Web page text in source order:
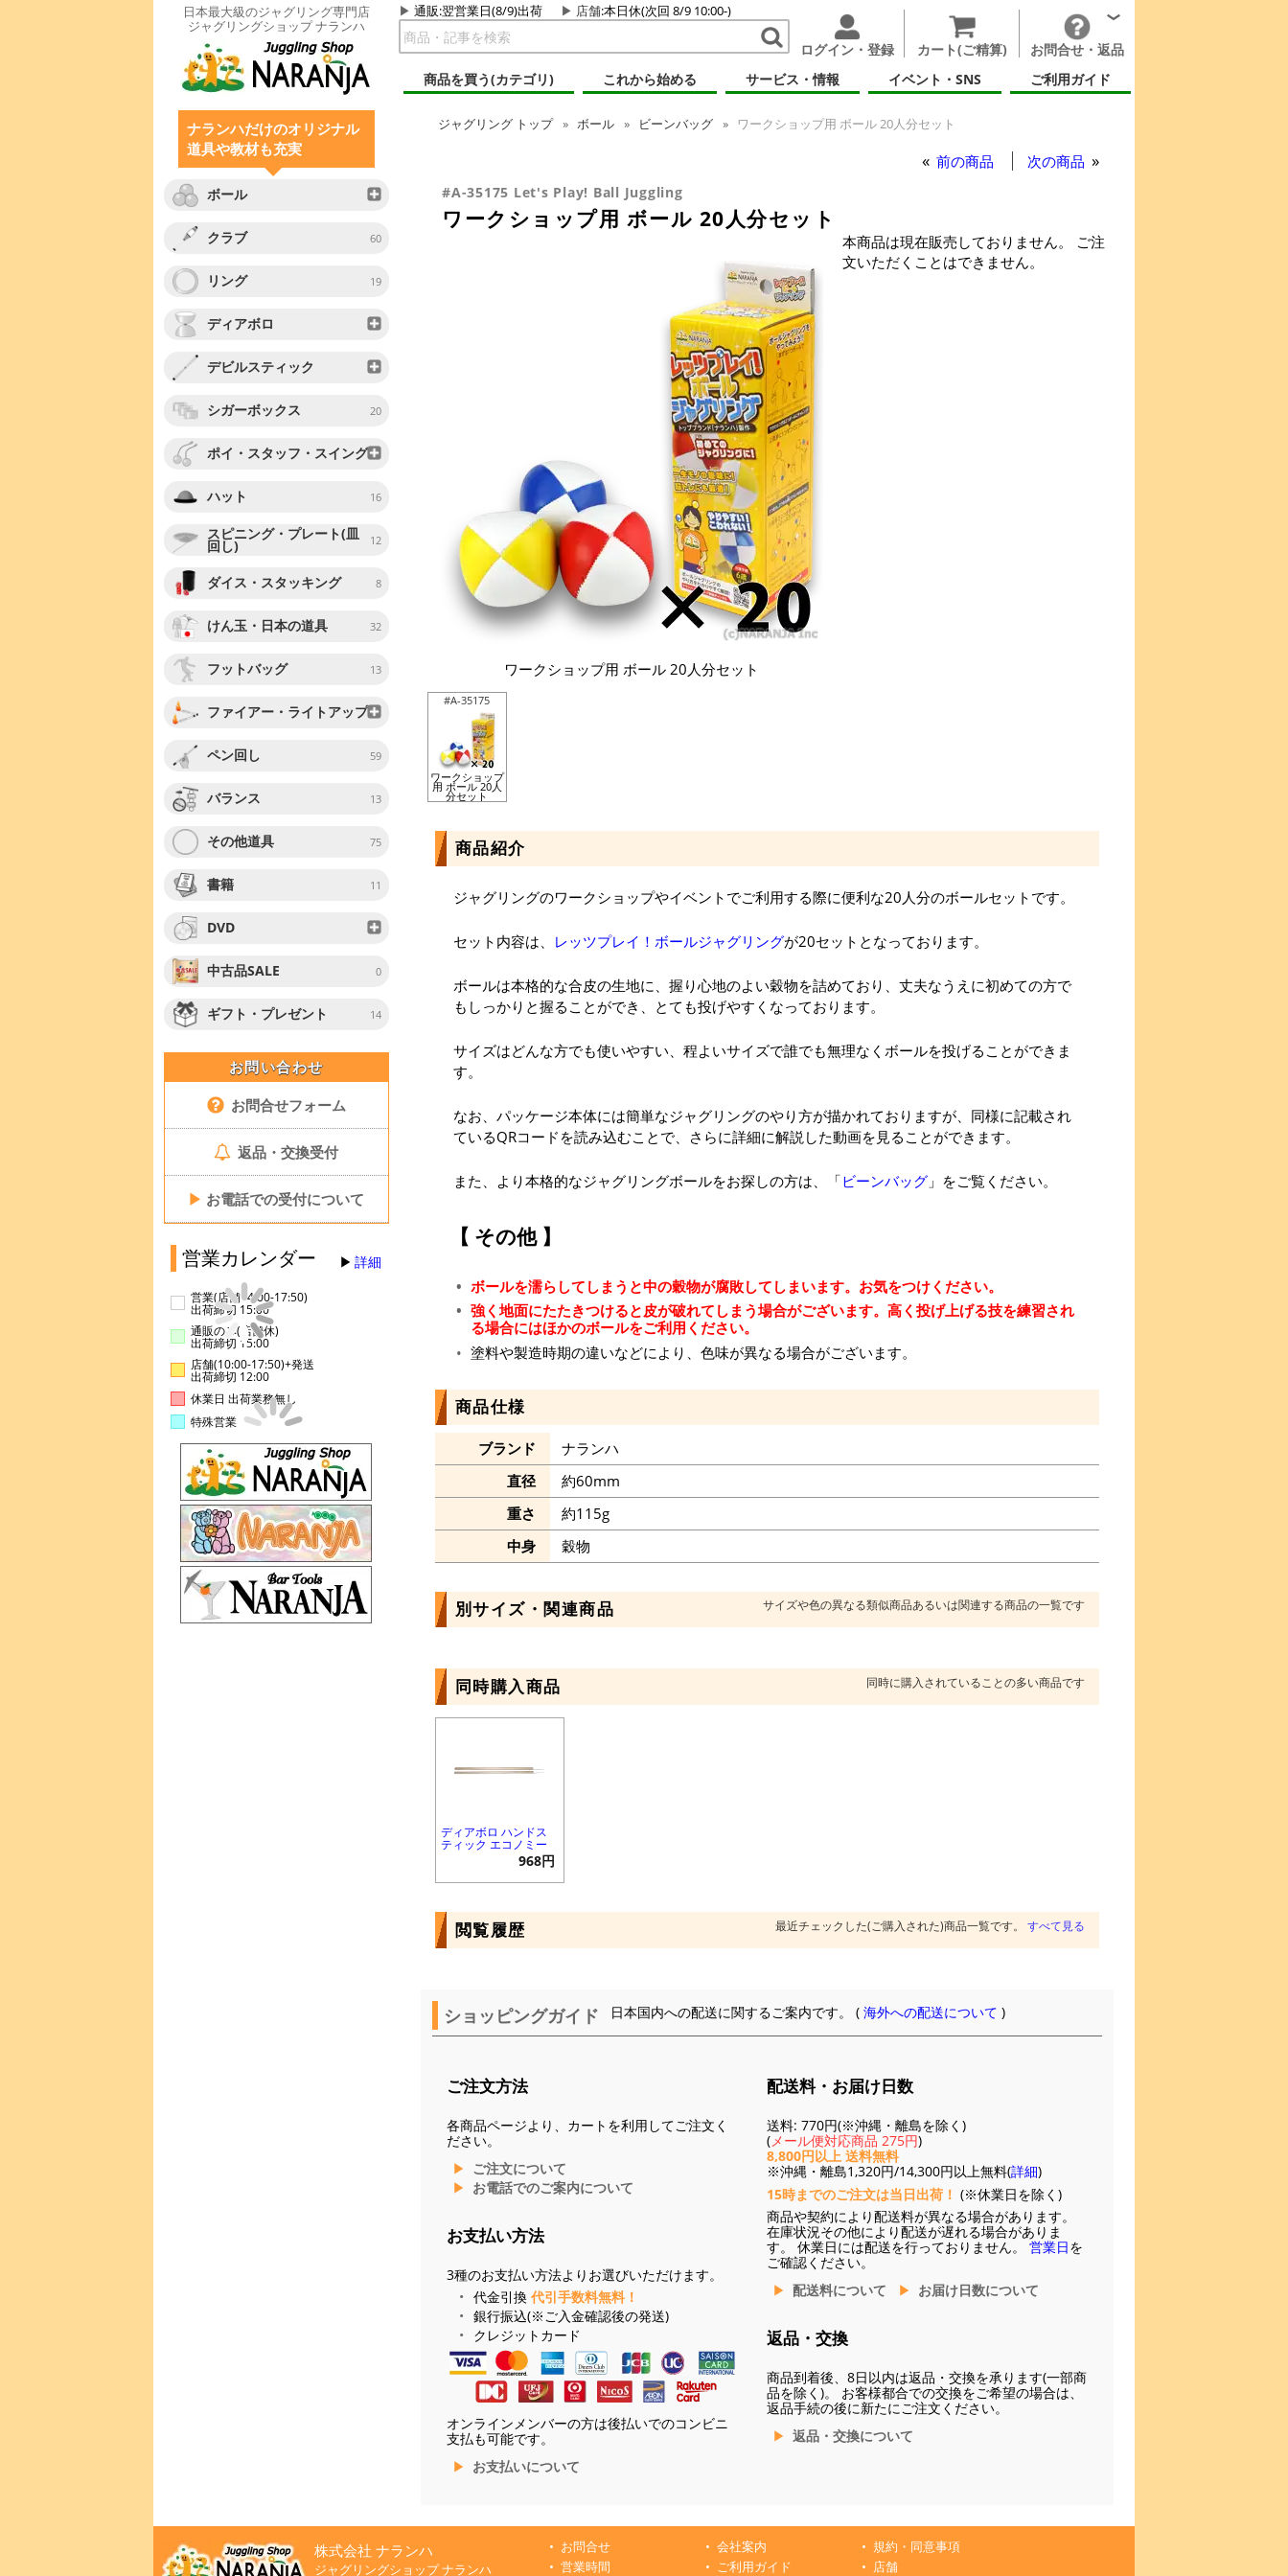
日本最大級のジャグリング専門店
ジャグリングショップ ナランハ
通販:翌営業日(8/9)出荷 店舗:本日休(次回 8/9 10:00-)
ログイン・登録 カート(ご精算)
お問合せ・返品
商品を買う(カテゴリ)
これから始める サービス・情報 イベント・SNS ご利用ガイド
ナランハだけのオリジナル
道具や教材も充実
ボール
クラブ 60
リング 19
ディアボロ
デビルスティック
シガーボックス 20
ポイ・スタッフ・スイング
ハット 16
スピニング・プレート(皿
回し) 12
ダイス・スタッキング 8
けん玉・日本の道具 32
フットバッグ 13
ファイアー・ライトアップ
ペン回し 59
バランス 13
その他道具 75
書籍 11
DVD
中古品SALE 0
ギフト・プレゼント 14
お問い合わせ
お問合せフォーム
返品・交換受付
▶ お電話での受付について
営業カレンダー 詳細
営業(店舗14:00-17:50)
出荷締切 15:00
通販のみ(店舗休)
出荷締切 15:00
店舗(10:00-17:50)+発送
出荷締切 12:00
休業日 出荷業務無し
特殊営業
ジャグリング トップ ボール ビーンバッグ ワークショップ用 ボール 20人分セット
前の商品 次の商品
#A-35175 Let's Play! Ball Juggling
ワークショップ用 ボール 20人分セット
ワークショップ用 ボール 20人分セット
#A-35175
ワークショップ
用 ボール 20人
分セット
本商品は現在販売しておりません。 ご注
文いただくことはできません。
商品紹介
ジャグリングのワークショップやイベントでご利用する際に便利な20人分のボールセットです。
セット内容は、 レッツプレイ！ボールジャグリングが20セットとなっております。
ボールは本格的な合皮の生地に、握り心地のよい穀物を詰めており、丈夫なうえに初めての方で
もしっかりと握ることができ、とても投げやすくなっております。
サイズはどんな方でも使いやすい、程よいサイズで誰でも無理なくボールを投げることができま
す。
なお、パッケージ本体には簡単なジャグリングのやり方が描かれておりますが、同様に記載され
ているQRコードを読み込むことで、さらに詳細に解説した動画を見ることができます。
また、より本格的なジャグリングボールをお探しの方は、「ビーンバッグ 」をご覧ください。
【 その他 】
ボールを濡らしてしまうと中の穀物が腐敗してしまいます。お気をつけください。
強く地面にたたきつけると皮が破れてしまう場合がございます。高く投げ上げる技を練習され
る場合にはほかのボールをご利用ください。
塗料や製造時期の違いなどにより、色味が異なる場合がございます。
商品仕様
ブランド
ナランハ
直径
約60mm
重さ
約115g
中身
穀物
別サイズ・関連商品 サイズや色の異なる類似商品あるいは関連する商品の一覧です
同時購入商品 同時に購入されていることの多い商品です
ディアボロ ハンドス
ティック エコノミー
968円
閲覧履歴 最近チェックした(ご購入された)商品一覧です。 すべて見る
ショッピングガイド 日本国内への配送に関するご案内です。 (海外への配送について )
ご注文方法
各商品ページより、カートを利用してご注文く
ださい。
ご注文について
お電話でのご案内について
お支払い方法
3種のお支払い方法よりお選びいただけます。
代金引換 代引手数料無料！
銀行振込(※ご入金確認後の発送)
クレジットカード
オンラインメンバーの方は後払いでのコンビニ
支払も可能です。
お支払いについて
配送料・お届け日数
送料: 770円(※沖縄・離島を除く)
(メール便対応商品 275円)
8,800円以上 送料無料
※沖縄・離島1,320円/14,300円以上無料(詳細)
15時までのご注文は当日出荷！ (※休業日を除く)
商品や契約により配送料が異なる場合があります。
在庫状況その他により配送が遅れる場合がありま
す。 休業日には配送を行っておりません。 営業日を
ご確認ください。
配送料について
お届け日数について
返品・交換
商品到着後、8日以内は返品・交換を承ります(一部商
品を除く)。 お客様都合での交換をご希望の場合は、
返品手続の後に新たにご注文ください。
返品・交換について
株式会社 ナランハ
ジャグリングショップ ナランハ
お問合せ 会社案内
規約・同意事項
営業時間
ご利用ガイド 店舗